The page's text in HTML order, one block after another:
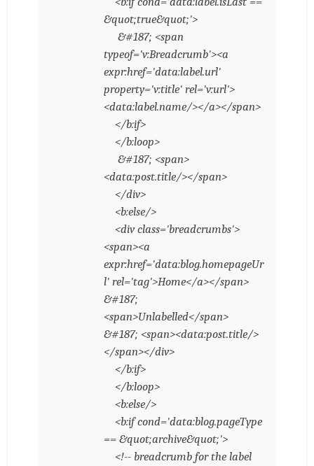
&quot;true&quot;'>
&#187; <span
typeof='v:Breadcrumb'><a
expr:href='data:label.url'
property='v:title' rel='v:url'>
<data:label.name/></a></span>
</b:if>
</b:loop>
&#187; <span>
<data:post.title/></span>
</div>
<b:else/>
<div class='breadcrumbs'>
<span><a
expr:href='data:blog.homepageUr
l' rel='tag'>Home</a></span>
&#187;
<span>Unlabelled</span>
&#187; <span><data:post.title/>
</span></div>
</b:if>
</b:loop>
<b:else/>
<b:if cond='data:blog.pageType
== &quot;archive&quot;'>
<!-- breadcrumb for the label